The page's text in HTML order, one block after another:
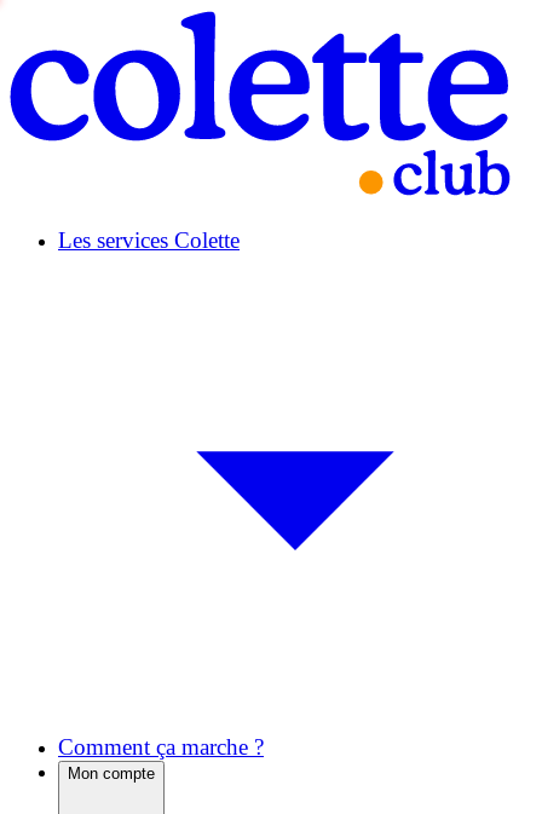
Les services Colette
Comment ça marche ?
Mon compte